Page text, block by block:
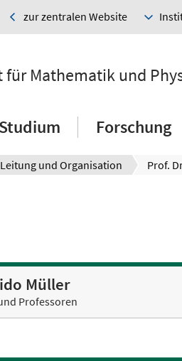
zur zentralen Website
für Mathematik und
Studium Forschung
Leitung und Organisation Prof.
Müller
Professoren